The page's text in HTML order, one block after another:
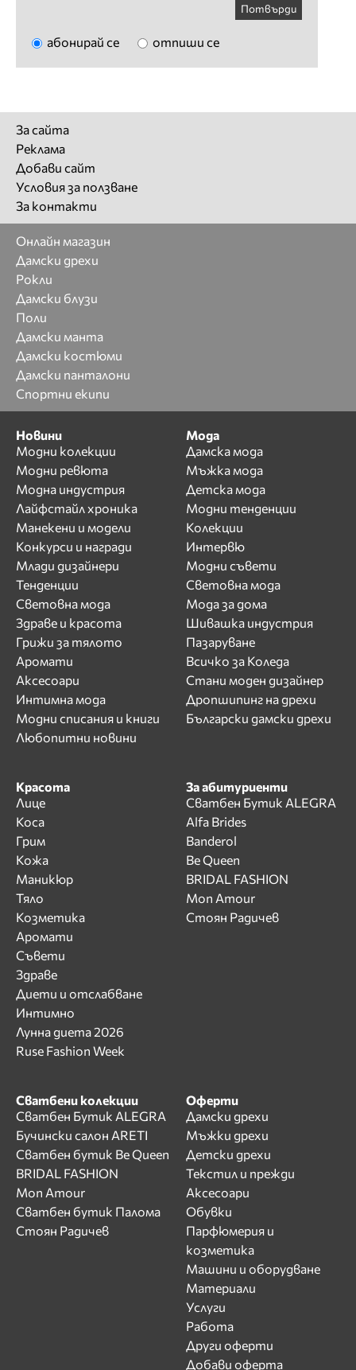
Потвърди
абонирай се отпиши се
За сайта
Реклама
Добави сайт
Условия за ползване
За контакти
Онлайн магазин
Дамски дрехи
Рокли
Дамски блузи
Поли
Дамски манта
Дамски костюми
Дамски панталони
Спортни екипи
Новини
Модни колекции
Модни ревюта
Модна индустрия
Лайфстайл хроника
Манекени и модели
Конкурси и награди
Млади дизайнери
Тенденции
Световна мода
Здраве и красота
Грижи за тялото
Аромати
Аксесоари
Интимна мода
Модни списания и книги
Любопитни новини
Мода
Дамска мода
Мъжка мода
Детска мода
Модни тенденции
Колекции
Интервю
Модни съвети
Световна мода
Мода за дома
Шивашка индустрия
Пазаруване
Всичко за Коледа
Стани моден дизайнер
Дропшипинг на дрехи
Български дамски дрехи
Красота
Лице
Коса
Грим
Кожа
Маникюр
Тяло
Козметика
Аромати
Съвети
Здраве
Диети и отслабване
Интимно
Лунна диета 2026
Ruse Fashion Week
За абитуриенти
Сватбен Бутик ALEGRA
Alfa Brides
Banderol
Be Queen
BRIDAL FASHION
Mon Amour
Стоян Радичев
Сватбени колекции
Сватбен Бутик ALEGRA
Бучински салон ARETI
Сватбен бутик Be Queen
BRIDAL FASHION
Mon Amour
Сватбен бутик Палома
Стоян Радичев
Оферти
Дамски дрехи
Мъжки дрехи
Детски дрехи
Текстил и прежди
Аксесоари
Обувки
Парфюмерия и
козметика
Машини и оборудване
Материали
Услуги
Работа
Други оферти
Добави оферта